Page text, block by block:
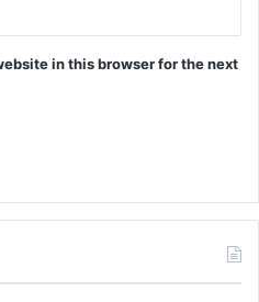
in this browser for the next